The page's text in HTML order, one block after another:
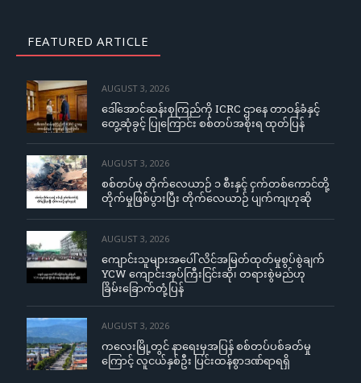
FEATURED ARTICLE
AUGUST 3, 2026
ဒေါ်အောင်ဆန်းစုကြည်ကို ICRC ဌာနေ တာဝန်ခံနှင့်
တွေ့ဆုံခွင့် ပြုကြောင်း စစ်တပ်အစိုးရ ထုတ်ပြန်
AUGUST 3, 2026
စစ်တပ်မှ တိုက်လေယာဉ် ၁ စီးနှင့် ငှက်တစ်ကောင်တို့
တိုက်မှုဖြစ်ပွားပြီး တိုက်လေယာဉ် ပျက်ကျဟုဆို
AUGUST 3, 2026
ကျောင်းသူများအပေါ် လိင်အမြတ်ထုတ်မှုစွပ်စွဲချက်
YCW ကျောင်းအုပ်ကြီးငြင်းဆို၊ တရားစွဲမည်ဟု
ခြိမ်းခြောက်တုံ့ပြန်
AUGUST 3, 2026
ကလေးမြို့တွင် နာရေးမှအပြန် စစ်တပ်ပစ်ခတ်မှု
ကြောင့် လူငယ်နှစ်ဦး ပြင်းထန်စွာဒဏ်ရာရရှိ